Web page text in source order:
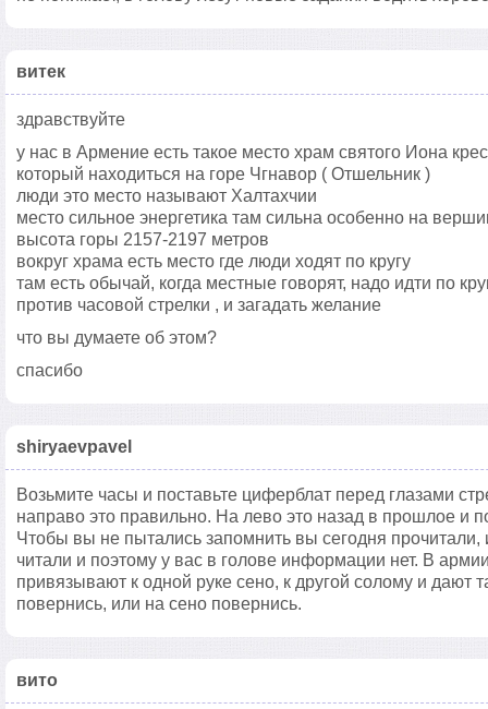
витек
здравствуйте
у нас в Армение есть такое место храм святого Иона
который находиться на горе Чгнавор ( Отшельник )
люди это место называют Халтахчии
место сильное энергетика там сильна особенно на
высота горы 2157-2197 метров
вокруг храма есть место где люди ходят по кругу
там есть обычай, когда местные говорят, надо идти по
против часовой стрелки , и загадать желание
что вы думаете об этом?
спасибо
shiryaevpavel
Возьмите часы и поставьте циферблат перед глазами
направо это правильно. На лево это назад в прошлое и
Чтобы вы не пытались запомнить вы сегодня
читали и поэтому у вас в голове информации нет. В
привязывают к одной руке сено, к другой солому и дают
повернись, или на сено повернись.
вито